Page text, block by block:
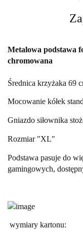
Metalowa podstawa
chromowana
Średnica krzyżaka 69
Mocowanie kółek
Gniazdo siłownika
Rozmiar "XL"
Podstawa pasuje do
gamingowych,
wymiary kartonu: